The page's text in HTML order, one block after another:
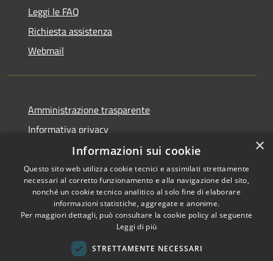
Leggi le FAQ
Richiesta assistenza
Webmail
Amministrazione trasparente
Informativa privacy
Dichiarazione di accessibilità
Whistleblowing - segnalazione illeciti
Copyright © 2026 • Comune di
×
Informazioni sui cookie
Questo sito web utilizza cookie tecnici e assimilati strettamente
necessari al corretto funzionamento e alla navigazione del sito,
nonché un cookie tecnico analitico al solo fine di elaborare
informazioni statistiche, aggregate e anonime.
Per maggiori dettagli, può consultare la cookie policy al seguente
Leggi di più
STRETTAMENTE NECESSARI